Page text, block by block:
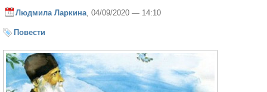
Людмила Ларкина , 04/09/2020 — 14:10
Повести